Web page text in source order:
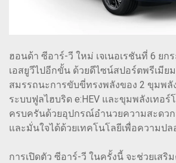
ฮอนด้า ซีอาร์-วี ใหม่ เจเนอเรชันที่ 6 ยก
เอสยูวีไปอีกขั้น ด้วยดีไซน์สปอร์ตพรีเมีย
สมรรถนะการขับขี่ทรงพลังของ 2 ขุมพลั
ระบบฟูลไฮบริด e:HEV และขุมพลังเทอร์
ครบครันด้วยอุปกรณ์อำนวยความสะดวก
และมั่นใจได้ด้วยเทคโนโลยีเพื่อความป
การเปิดตัว ซีอาร์-วี ในครั้งนี้ จะช่วยเสริ